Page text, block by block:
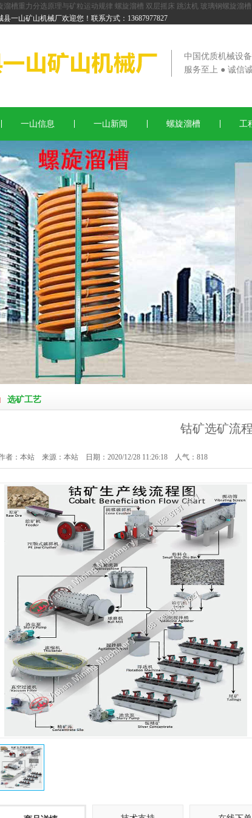
溜槽重力分选原理与矿粒运动规律 螺旋溜槽 双层摇床 跳汰机 玻璃钢螺旋溜槽
螺旋溜槽 锆英石螺旋溜槽 重金石螺旋溜槽
县一山矿山机械厂欢迎您！联系方式：13687977827
中国优质机械设
服务至上 ● 诚信
一山信息 一山新闻 螺旋溜槽 工
选矿工艺
钴矿选矿流程
者：本站 来源：本站 日期：2020/12/28 11:26:18 人气： 818